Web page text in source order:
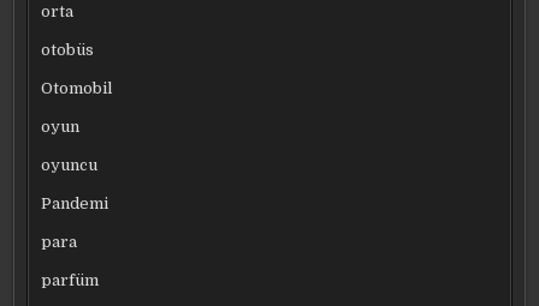
orta
otobüs
Otomobil
oyun
oyuncu
Pandemi
para
parfüm